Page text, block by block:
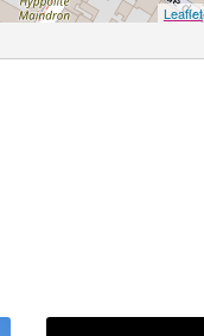
Leaflet